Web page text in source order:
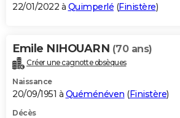
22/01/2022 à Quimperlé (Finistère)
Emile NIHOUARN (70 ans)
Créer une cagnotte obsèques
Naissance
20/09/1951 à Quéménéven (Finistère)
Décès